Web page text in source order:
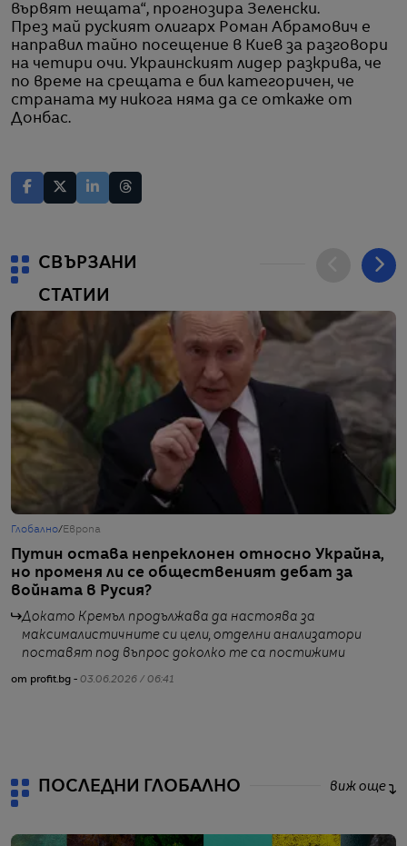
вървят нещата“, прогнозира Зеленски.
През май руският олигарх Роман Абрамович е
направил тайно посещение в Киев за разговори
на четири очи. Украинският лидер разкрива, че
по време на срещата е бил категоричен, че
страната му никога няма да се откаже от
Донбас.
СВЪРЗАНИ
СТАТИИ
Глобално/ Европа
Путин остава непреклонен относно Украйна,
но променя ли се общественият дебат за
войната в Русия?
Докато Кремъл продължава да настоява за
максималистичните си цели, отделни анализатори
поставят под въпрос доколко те са постижими
от profit.bg - 03.06.2026 / 06:41
ПОСЛЕДНИ ГЛОБАЛНО виж още